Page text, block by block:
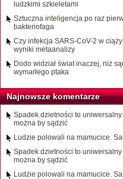
ludzkimi szkieletami
Sztuczna inteligencja po raz
bakteriofaga
Czy infekcja SARS-CoV-2 w
wyniki metaanalizy
Dodo widział świat inaczej, niż
wymarłego ptaka
Najnowsze komentarze
Spadek dzietności to
można by sądzić
Ludzie polowali na mamucice.
Spadek dzietności to
można by sądzić
Ludzie polowali na mamucice.